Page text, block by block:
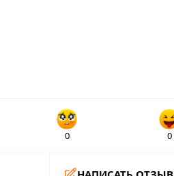
0 0